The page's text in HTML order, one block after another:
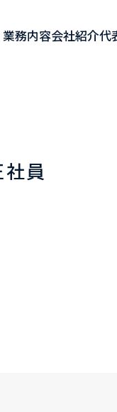
業務内容会社紹介代
員